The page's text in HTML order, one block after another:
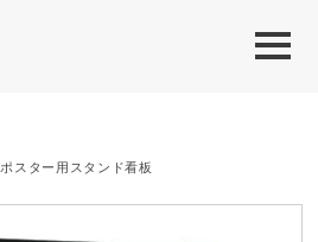
ポスター用スタンド看板